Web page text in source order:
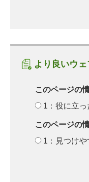
より良いウ
このページの
1：役に立っ
このページの
1：見つけや